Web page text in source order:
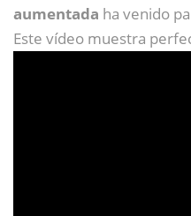
aumentada ha venido
Este vídeo muestra